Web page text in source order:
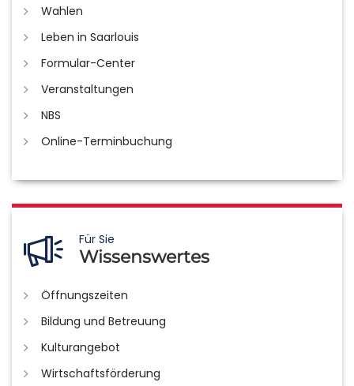
Wahlen
Leben in Saarlouis
Formular-Center
Veranstaltungen
NBS
Online-Terminbuchung
Für Sie
Wissenswertes
Öffnungszeiten
Bildung und Betreuung
Kulturangebot
Wirtschaftsförderung